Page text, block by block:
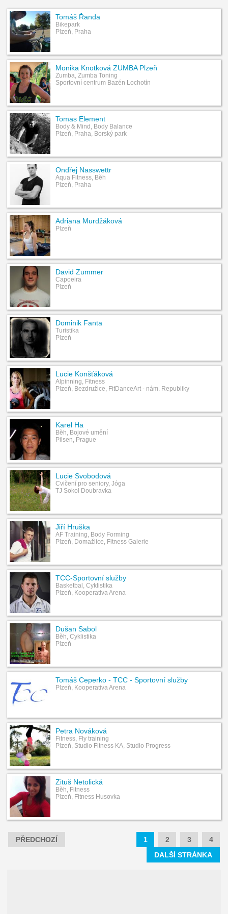
Tomáš Řanda
Bikepark
Plzeň, Praha
Monika Knotková ZUMBA Plzeň
Zumba, Zumba Toning
Sportovní centrum Bazén Lochotín
Tomas Element
Body & Mind, Body Balance
Plzeň, Praha, Borský park
Ondřej Nasswettr
Aqua Fitness, Běh
Plzeň, Praha
Adriana Murdžáková
Plzeň
David Zummer
Capoeira
Plzeň
Dominik Fanta
Turistika
Plzeň
Lucie Konšťáková
Alpinning, Fitness
Plzeň, Bezdružice, FitDanceArt - nám. Republiky
Karel Ha
Běh, Bojové umění
Pilsen, Prague
Lucie Svobodová
Cvičení pro seniory, Jóga
TJ Sokol Doubravka
Jiří Hruška
AF Training, Body Forming
Plzeň, Domažlice, Fitness Galerie
TCC-Sportovní služby
Basketbal, Cyklistika
Plzeň, Kooperativa Arena
Dušan Sabol
Běh, Cyklistika
Plzeň
Tomáš Ceperko - TCC - Sportovní služby
Plzeň, Kooperativa Arena
Petra Nováková
Fitness, Fly training
Plzeň, Studio Fitness KA, Studio Progress
Zituš Netolická
Běh, Fitness
Plzeň, Fitness Husovka
PŘEDCHOZÍ 1 2 3
4
DALŠÍ STRÁNKA